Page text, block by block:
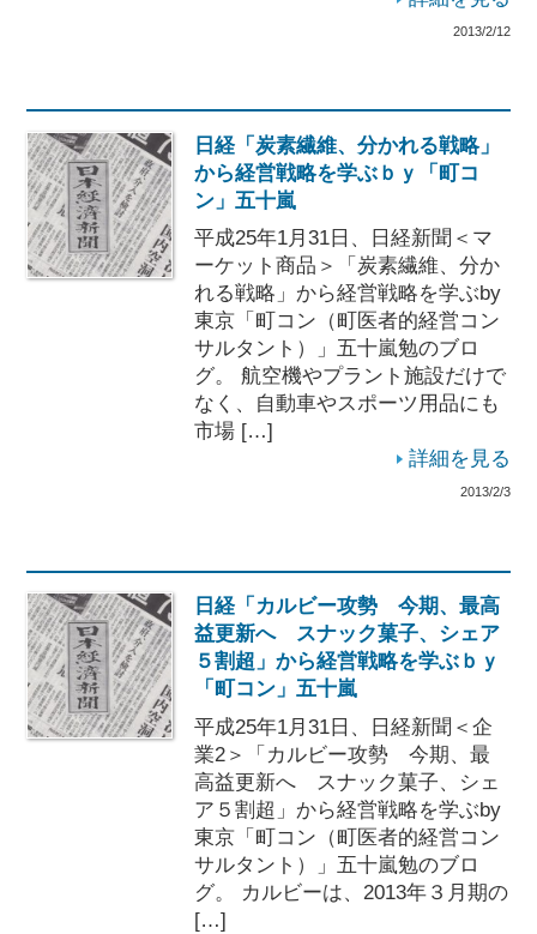
2013/2/12
日経「炭素繊維、分かれる戦略」
から経営戦略を学ぶｂｙ「町コ
ン」五十嵐
平成25年1月31日、日経新聞＜マ
ーケット商品＞「炭素繊維、分か
れる戦略」から経営戦略を学ぶby
東京「町コン（町医者的経営コン
サルタント）」五十嵐勉のブロ
グ。 航空機やプラント施設だけで
なく、自動車やスポーツ用品にも
市場 […]
詳細を見る
2013/2/3
日経「カルビー攻勢 今期、最高
益更新へ スナック菓子、シェア
５割超」から経営戦略を学ぶｂｙ
「町コン」五十嵐
平成25年1月31日、日経新聞＜企
業2＞「カルビー攻勢 今期、最
高益更新へ スナック菓子、シェ
ア５割超」から経営戦略を学ぶby
東京「町コン（町医者的経営コン
サルタント）」五十嵐勉のブロ
グ。 カルビーは、2013年３月期の
[…]